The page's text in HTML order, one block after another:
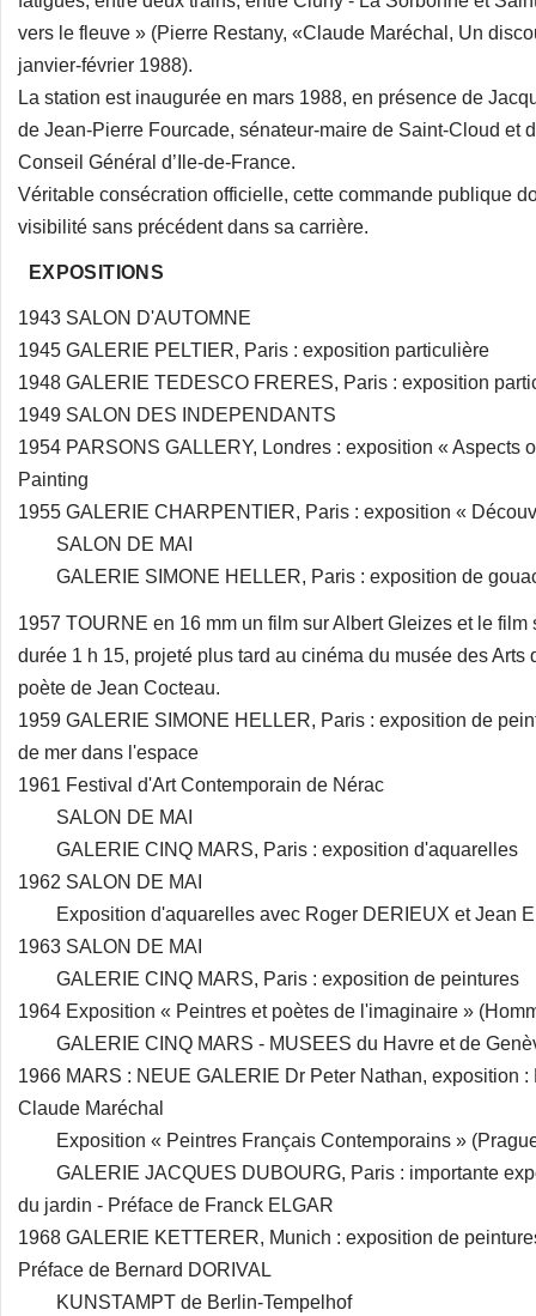
vers le fleuve » (Pierre Restany, «Claude Maréchal, Un
janvier-février 1988).
La station est inaugurée en mars 1988, en présence de
de Jean-Pierre Fourcade, sénateur-maire de Saint-Cloud et
Conseil Général d’Ile-de-France.
Véritable consécration officielle, cette commande publique
visibilité sans précédent dans sa carrière.
EXPOSITIONS
1943 SALON D'AUTOMNE
1945 GALERIE PELTIER, Paris : exposition particulière
1948 GALERIE TEDESCO FRERES, Paris : exposition
1949 SALON DES INDEPENDANTS
1954 PARSONS GALLERY, Londres : exposition « Aspects
Painting
1955 GALERIE CHARPENTIER, Paris : exposition «
SALON DE MAI
GALERIE SIMONE HELLER, Paris : exposition de
1957 TOURNE en 16 mm un film sur Albert Gleizes et le
durée 1 h 15, projeté plus tard au cinéma du musée des Arts
poète de Jean Cocteau.
1959 GALERIE SIMONE HELLER, Paris : exposition de
de mer dans l'espace
1961 Festival d'Art Contemporain de Nérac
SALON DE MAI
GALERIE CINQ MARS, Paris : exposition d'aquarelles
1962 SALON DE MAI
Exposition d'aquarelles avec Roger DERIEUX et Jean
1963 SALON DE MAI
GALERIE CINQ MARS, Paris : exposition de peintures
1964 Exposition « Peintres et poètes de l'imaginaire »
GALERIE CINQ MARS - MUSEES du Havre et de
1966 MARS : NEUE GALERIE Dr Peter Nathan, exposition
Claude Maréchal
Exposition « Peintres Français Contemporains »
GALERIE JACQUES DUBOURG, Paris : importante
du jardin - Préface de Franck ELGAR
1968 GALERIE KETTERER, Munich : exposition de
Préface de Bernard DORIVAL
KUNSTAMPT de Berlin-Tempelhof